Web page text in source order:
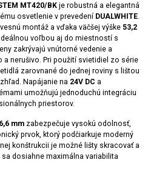
MT420/BK je robustná a elegantná
osvetlenie v prevedení DUALWHITE
montáž a vďaka väčšej výške 53,2
voľbou aj do miestností s
zakrývajú vnútorné vedenie a
nerušivo. Pri použití svietidiel zo série
zarovnané do jednej roviny s lištou
Napájanie na 24V DC a
umožňujú jednoduchú integráciu
priestorov.
mm zabezpečuje vysokú odolnosť,
prvok, ktorý podčiarkuje moderný
konštrukcii je možné lišty skracovať a
dosiahne maximálna variabilita